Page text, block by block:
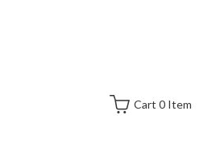
Cart 0 Item